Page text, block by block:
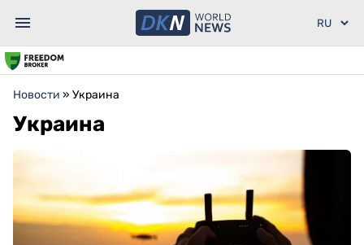
Новости » Украина
Украина